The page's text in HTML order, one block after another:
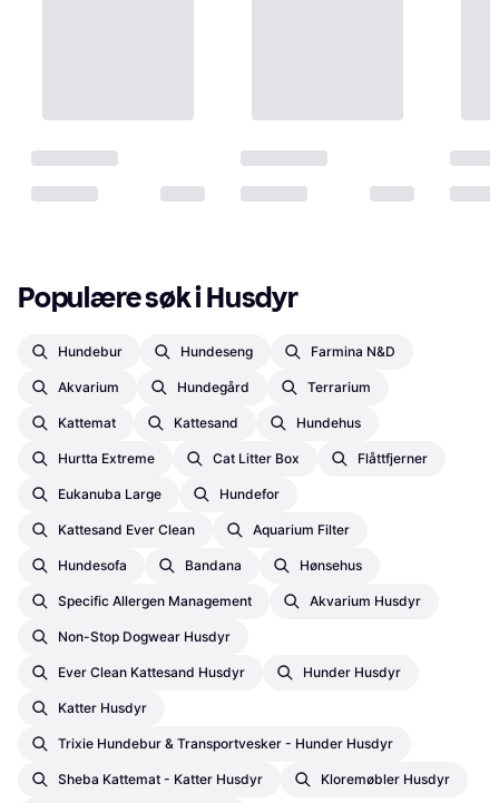
Populære søk i Husdyr
Hundebur Hundeseng Farmina N&d
Akvarium Hundegård Terrarium
Kattemat Kattesand Hundehus
Hurtta Extreme Cat Litter Box Flåttfjerner
Eukanuba Large Hundefor
Kattesand Ever Clean Aquarium Filter
Hundesofa Bandana Hønsehus
Specific Allergen Management Akvarium Husdyr
Non-Stop Dogwear Husdyr
Ever Clean Kattesand Husdyr Hunder Husdyr
Katter Husdyr
Trixie Hundebur & Transportvesker - Hunder Husdyr
Sheba Kattemat - Katter Husdyr Kloremøbler Husdyr